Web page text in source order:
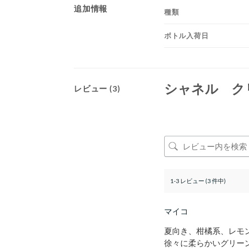
追加情報 種類
ボトル入荷日
レビュー (3) シャネル ク
1-3 レビュー (3 件中)
マイコ
夏向き、柑橘系、レモ
徐々に柔らかいグリー